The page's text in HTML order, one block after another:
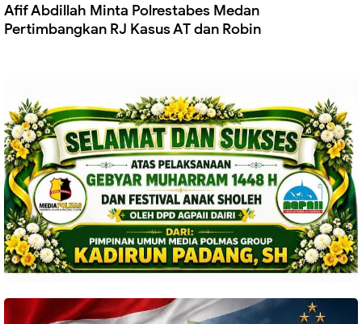
Afif Abdillah Minta Polrestabes Medan
Pertimbangkan RJ Kasus AT dan Robin